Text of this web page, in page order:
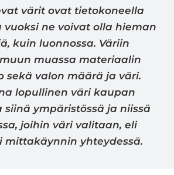
värit ovat tietokoneella
vuoksi ne voivat olla hieman
kuin luonnossa. Väriin
muassa materiaalin
sekä valon määrä ja väri.
lopullinen väri kaupan
siinä ympäristössä ja niissä
joihin väri valitaan, eli
mittakäynnin yhteydessä.